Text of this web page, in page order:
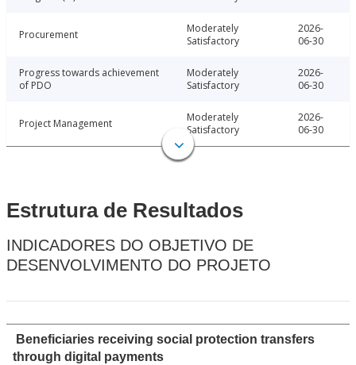
Procurement
Moderately
Satisfactory
2026-
06-30
Progress towards achievement
of PDO
Moderately
Satisfactory
2026-
06-30
Project Management
Moderately
Satisfactory
2026-
06-30
Estrutura de Resultados
INDICADORES DO OBJETIVO DE
DESENVOLVIMENTO DO PROJETO
Beneficiaries receiving social protection transfers
through digital payments